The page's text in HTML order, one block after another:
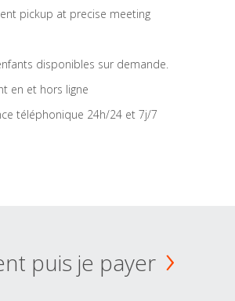
pickup at precise meeting
disponibles sur demande.
en et hors ligne
téléphonique 24h/24 et 7j/7
puis je payer